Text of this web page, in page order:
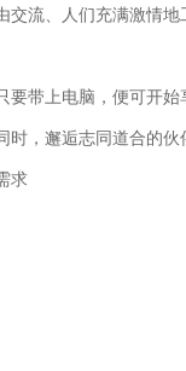
流、人们充满激情地
带上电脑，便可开始
，邂逅志同道合的
求